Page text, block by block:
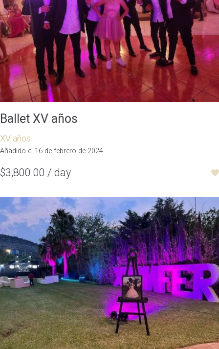
Ballet XV años
XV años
Añadido el 16 de febrero de 2024
$3,800.00 / day